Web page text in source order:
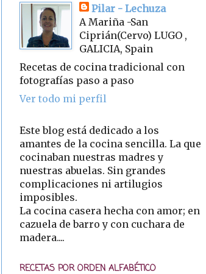
Pilar - Lechuza
A Mariña -San
Ciprián(Cervo) LUGO ,
GALICIA, Spain
Recetas de cocina tradicional con
fotografías paso a paso
Ver todo mi perfil
Este blog está dedicado a los
amantes de la cocina sencilla. La que
cocinaban nuestras madres y
nuestras abuelas. Sin grandes
complicaciones ni artilugios
imposibles.
La cocina casera hecha con amor; en
cazuela de barro y con cuchara de
madera....
RECETAS POR ORDEN ALFABÉTICO